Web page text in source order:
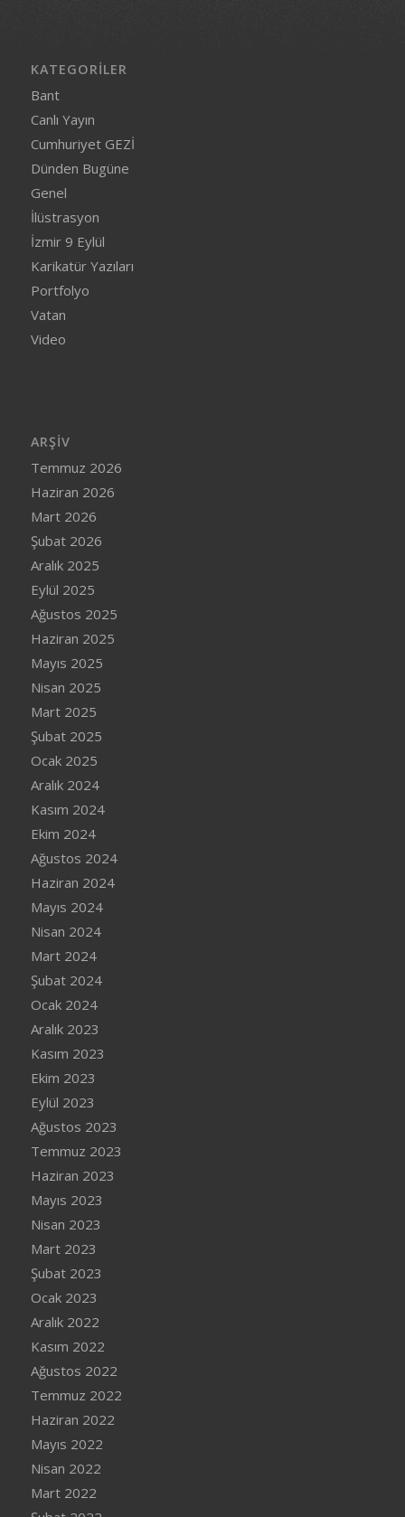
KATEGORILER
Bant
Canlı Yayın
Cumhuriyet GEZİ
Dünden Bugüne
Genel
İlüstrasyon
İzmir 9 Eylül
Karikatür Yazıları
Portfolyo
Vatan
Video
ARŞIV
Temmuz 2026
Haziran 2026
Mart 2026
Şubat 2026
Aralık 2025
Eylül 2025
Ağustos 2025
Haziran 2025
Mayıs 2025
Nisan 2025
Mart 2025
Şubat 2025
Ocak 2025
Aralık 2024
Kasım 2024
Ekim 2024
Ağustos 2024
Haziran 2024
Mayıs 2024
Nisan 2024
Mart 2024
Şubat 2024
Ocak 2024
Aralık 2023
Kasım 2023
Ekim 2023
Eylül 2023
Ağustos 2023
Temmuz 2023
Haziran 2023
Mayıs 2023
Nisan 2023
Mart 2023
Şubat 2023
Ocak 2023
Aralık 2022
Kasım 2022
Ağustos 2022
Temmuz 2022
Haziran 2022
Mayıs 2022
Nisan 2022
Mart 2022